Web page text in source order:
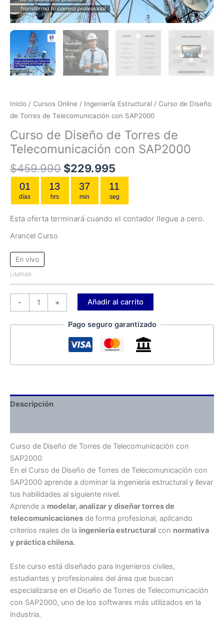
Inicio / Cursos Online / Ingeniería Estructural / Curso de Diseño
de Torres de Telecomunicación con SAP2000
Curso de Diseño de Torres de
Telecomunicación con SAP2000
$459.990 $229.995
01
días
13
hrs
37
min
10
seg
Esta oferta terminará cuando el contador llegue a cero.
Arancel Curso
En vivo
LIMPIAR
- + Añadir al carrito
Pago seguro garantizado
Descripción
Curso de Diseño de Torres de Telecomunicación con
SAP2000
En el Curso de Diseño de Torres de Telecomunicación con
SAP2000 aprende a dominar la ingeniería estructural y llevar
tus habilidades al siguiente nivel.
Aprende a modelar, analizar y diseñar torres de
telecomunicaciones de forma profesional, aplicando
criterios reales de la ingeniería estructural con normativa
y práctica chilena.
Este curso está diseñado para ingenieros civiles,
estudiantes y profesionales del área que buscan
especializarse en el Diseño de Torres de Telecomunicación
con SAP2000, uno de los softwares más utilizados en la
industria.